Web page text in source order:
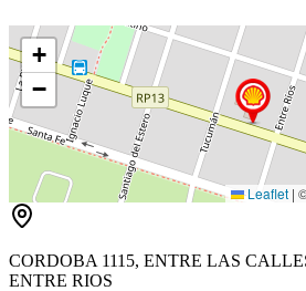
+
−
Leaflet |
CORDOBA 1115, ENTRE LAS
ENTRE RIOS